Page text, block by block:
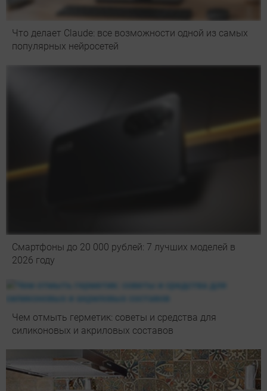
Что делает Сlaude: все возможности одной из самых
популярных нейросетей
Смартфоны до 20 000 рублей: 7 лучших моделей в
2026 году
Чем отмыть герметик: советы и средства для
силиконовых и акриловых составов